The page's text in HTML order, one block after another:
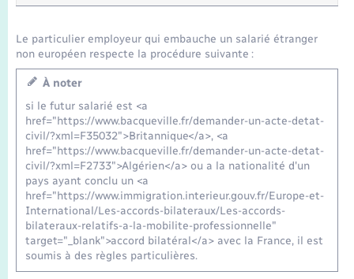
Organisation d’événement
Sécurité - Prévention
Seniors
Transports
Voirie et espace public
Le particulier employeur qui embauche un salarié étranger
non européen respecte la procédure suivante :
À noter
si le futur salarié est <a
href="https://www.bacqueville.fr/demander-un-acte-detat-
civil/?xml=F35032">Britannique</a>, <a
href="https://www.bacqueville.fr/demander-un-acte-detat-
civil/?xml=F2733">Algérien</a> ou a la nationalité d'un
pays ayant conclu un <a
href="https://www.immigration.interieur.gouv.fr/Europe-et-
International/Les-accords-bilateraux/Les-accords-
bilateraux-relatifs-a-la-mobilite-professionnelle"
target="_blank">accord bilatéral</a> avec la France, il est
soumis à des règles particulières.